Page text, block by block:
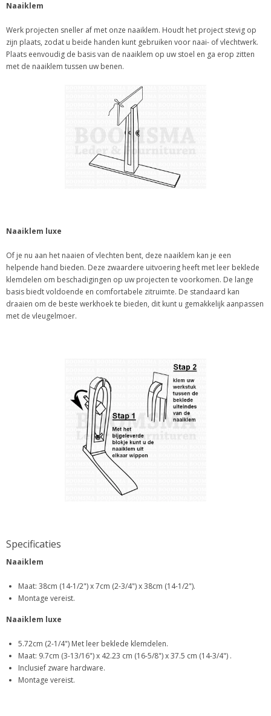
Naaiklem
Werk projecten sneller af met onze naaiklem. Houdt het project stevig op
zijn plaats, zodat u beide handen kunt gebruiken voor naai- of vlechtwerk.
Plaats eenvoudig de basis van de naaiklem op uw stoel en ga erop zitten
met de naaiklem tussen uw benen.
Naaiklem luxe
Of je nu aan het naaien of vlechten bent, deze naaiklem kan je een
helpende hand bieden. Deze zwaardere uitvoering heeft met leer beklede
klemdelen om beschadigingen op uw projecten te voorkomen. De lange
basis biedt voldoende en comfortabele zitruimte. De standaard kan
draaien om de beste werkhoek te bieden, dit kunt u gemakkelijk aanpassen
met de vleugelmoer.
Specificaties
Naaiklem
Maat: 38cm (14-1/2") x 7cm (2-3/4") x 38cm (14-1/2").
Montage vereist.
Naaiklem luxe
5.72cm (2-1/4") Met leer beklede klemdelen.
Maat: 9.7cm (3-13/16") x 42.23 cm (16-5/8") x 37.5 cm (14-3/4") .
Inclusief zware hardware.
Montage vereist.